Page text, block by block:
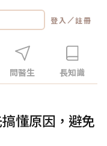
登入 ／註冊
問醫生 長知識
懂原因，避免